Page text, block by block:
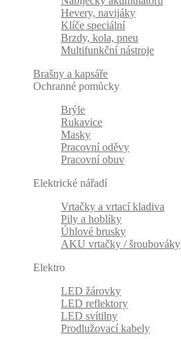
Hevery, navijáky
Klíče speciální
Brzdy, kola, pneu
Multifunkční nástroje
Brašny a kapsáře
Ochranné pomůcky
Brýle
Rukavice
Masky
Pracovní oděvy
Pracovní obuv
Elektrické nářadí
Vrtačky a vrtací kladiva
Pily a hoblíky
Úhlové brusky
AKU vrtačky / šroubováky
Elektro
LED žárovky
LED reflektory
LED svítilny
Prodlužovací kabely